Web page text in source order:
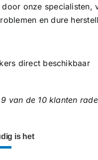
door onze specialisten,
en dure
van de 10 klanten
is het